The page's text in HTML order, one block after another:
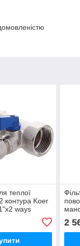
теплої
контура Koer
ways
2